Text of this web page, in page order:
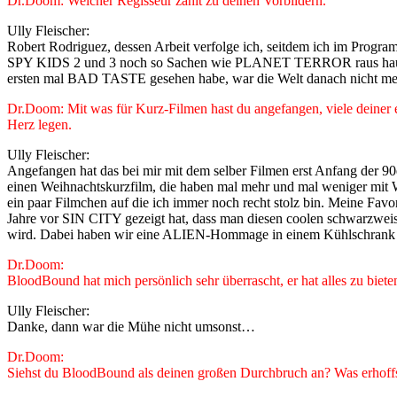
Ully Fleischer:
Robert Rodriguez, dessen Arbeit verfolge ich, seitdem ich im
SPY KIDS 2 und 3 noch so Sachen wie PLANET TERROR raus
ersten mal BAD TASTE gesehen habe, war die Welt danach nicht
Dr.Doom: Mit was für Kurz-Filmen hast du angefangen, viele deiner
Herz legen.
Ully Fleischer:
Angefangen hat das bei mir mit dem selber Filmen erst Anfang der
einen Weihnachtskurzfilm, die haben mal mehr und mal weniger mit
ein paar Filmchen auf die ich immer noch recht stolz bin. Meine
Jahre vor SIN CITY gezeigt hat, dass man diesen coolen
wird. Dabei haben wir eine ALIEN-Hommage in einem Kühlschrank
Dr.Doom:
BloodBound hat mich persönlich sehr überrascht, er hat alles zu
Ully Fleischer:
Danke, dann war die Mühe nicht umsonst…
Dr.Doom:
Siehst du BloodBound als deinen großen Durchbruch an? Was